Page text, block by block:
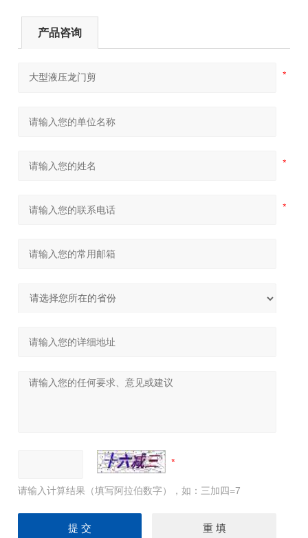
产品咨询
请输入计算结果（填写阿拉伯数字），如：三加四=7